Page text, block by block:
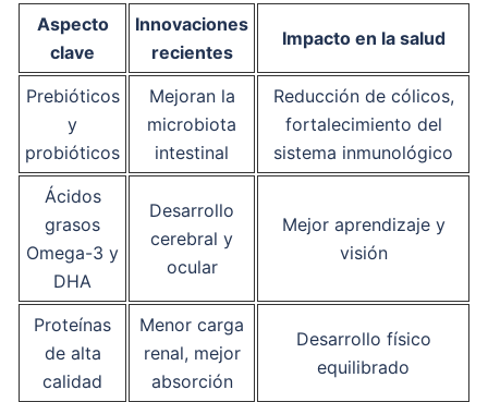
Aspecto
clave
Innovaciones
recientes
Impacto en la salud
Prebióticos
y
probióticos
Mejoran la
microbiota
intestinal
Reducción de cólicos,
fortalecimiento del
sistema inmunológico
Ácidos
grasos
Omega-3 y
DHA
Desarrollo
cerebral y
ocular
Mejor aprendizaje y
visión
Proteínas
de alta
calidad
Menor carga
renal, mejor
absorción
Desarrollo físico
equilibrado